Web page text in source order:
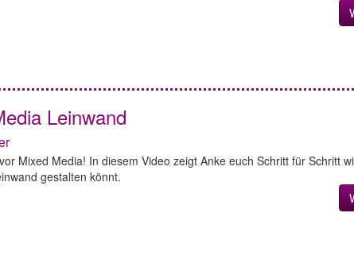
Leinwand
Mixed Media! In diesem Video zeigt Anke euch Schritt für Schritt
gestalten könnt.